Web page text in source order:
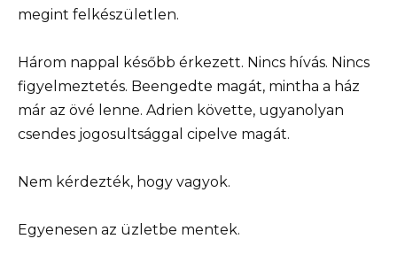
megint felkészületlen.
Három nappal később érkezett. Nincs hívás. Nincs
figyelmeztetés. Beengedte magát, mintha a ház
már az övé lenne. Adrien követte, ugyanolyan
csendes jogosultsággal cipelve magát.
Nem kérdezték, hogy vagyok.
Egyenesen az üzletbe mentek.